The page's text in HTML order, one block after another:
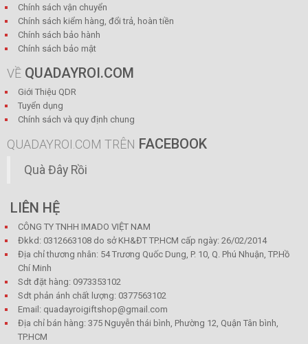
Chính sách vận chuyển
Chính sách kiểm hàng, đổi trả, hoàn tiền
Chính sách bảo hành
Chính sách bảo mật
VỀ QUADAYROI.COM
Giới Thiệu QDR
Tuyển dụng
Chính sách và quy định chung
QUADAYROI.COM TRÊN FACEBOOK
Quà Đây Rồi
LIÊN HỆ
CÔNG TY TNHH IMADO VIỆT NAM
Đkkd: 0312663108 do sở KH&ĐT TP.HCM cấp ngày: 26/02/2014
Địa chỉ thương nhân: 54 Trương Quốc Dung, P. 10, Q. Phú Nhuận, TP.Hồ
Chí Minh
Sdt đặt hàng: 0973353102
Sdt phản ánh chất lượng: 0377563102
Email: quadayroigiftshop@gmail.com
Địa chỉ bán hàng: 375 Nguyễn thái bình, Phường 12, Quận Tân bình,
TP.HCM